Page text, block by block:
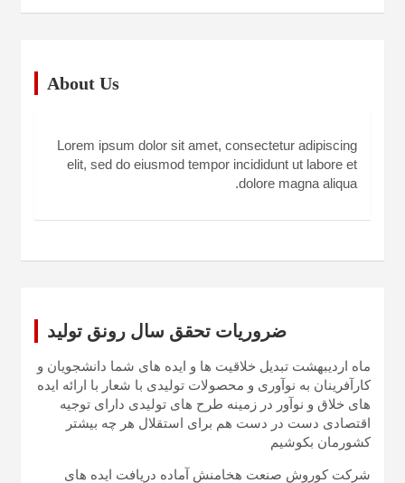
About Us
Lorem ipsum dolor sit amet, consectetur adipiscing
elit, sed do eiusmod tempor incididunt ut labore et
dolore magna aliqua.
ضروریات تحقق سال رونق تولید
ماه اردیبهشت تبدیل خلاقیت ها و ایده های شما دانشجویان و
کارآفرینان به نوآوری و محصولات تولیدی با شعار با ارائه ایده
های خلاق و نوآور در زمینه طرح های تولیدی دارای توجیه
اقتصادی دست در دست هم برای استقلال هر چه بیشتر
کشورمان بکوشیم
شرکت کوروش صنعت هخامنش آماده دریافت ایده های